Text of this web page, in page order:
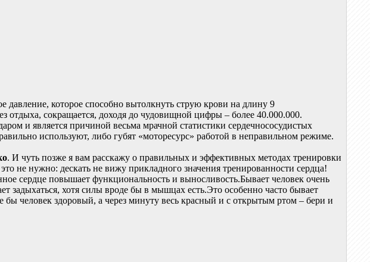
давление, которое способно вытолкнуть струю крови на длину 9
отдыха, сокращается, доходя до чудовищной цифры – более 40.000.000.
и является причиной весьма мрачной статистики сердечнососудистых
используют, либо губят «моторесурс» работой в неправильном режиме.
. И чуть позже я вам расскажу о правильных и эффективных методах тренировки
не нужно: дескать не вижу прикладного значения тренированности сердца!
сердце повышает функциональность и выносливость.Бывает человек очень
задыхаться, хотя силы вроде бы в мышцах есть.Это особенно часто бывает
человек здоровый, а через минуту весь красный и с открытым ртом – бери и